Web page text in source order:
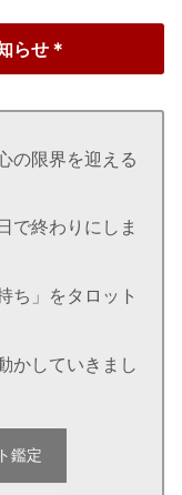
らせ＊
の限界を迎える
で終わりにしま
ち」をタロット
かしていきまし
鑑定